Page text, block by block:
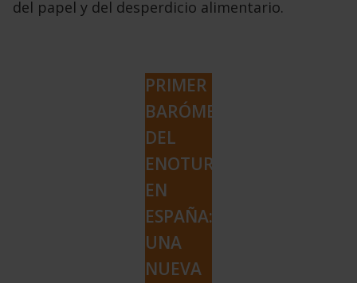
del papel y del desperdicio alimentario.
PRIMER
BARÓMETRO
DEL
ENOTURISMO
EN
ESPAÑA:
UNA
NUEVA